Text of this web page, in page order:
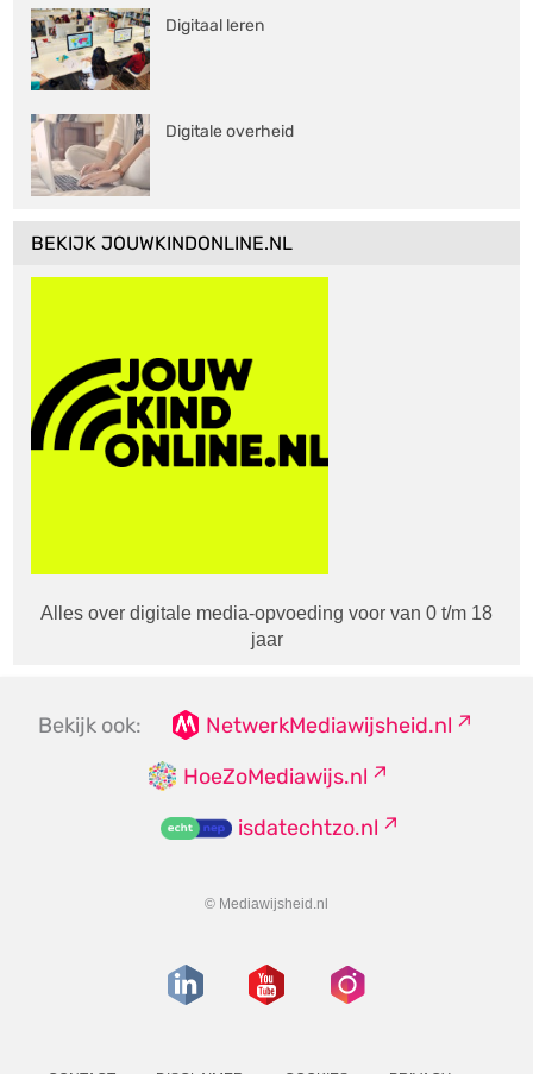
Digitaal leren
Digitale overheid
BEKIJK JOUWKINDONLINE.NL
Alles over digitale media-opvoeding voor van 0 t/m 18
jaar
Bekijk ook:
NetwerkMediawijsheid.nl
HoeZoMediawijs.nl
isdatechtzo.nl
© Mediawijsheid.nl